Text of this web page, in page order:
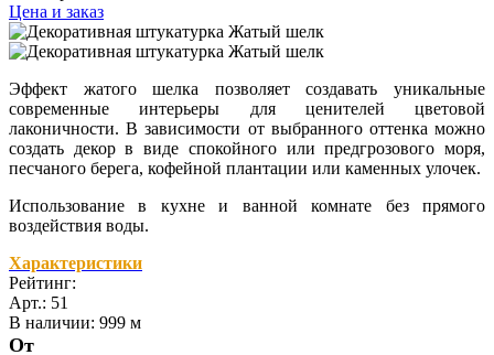
Цена и заказ
Эффект жатого шелка позволяет создавать уникальные
современные интерьеры для ценителей цветовой
лаконичности. В зависимости от выбранного оттенка можно
создать декор в виде спокойного или предгрозового моря,
песчаного берега, кофейной плантации или каменных улочек.
Использование в кухнеи ванной комнате без прямого
воздействия воды.
Характеристики
Рейтинг:
Арт.: 51
В наличии: 999 м
От